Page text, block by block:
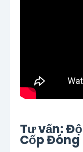
Tư vấn:
Cốp Đóng